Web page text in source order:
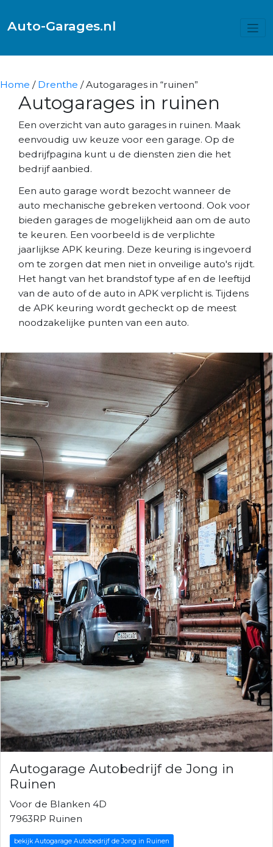
Auto-Garages.nl
Home / Drenthe / Autogarages in “ruinen”
Autogarages in ruinen
Een overzicht van auto garages in ruinen. Maak
eenvoudig uw keuze voor een garage. Op de
bedrijfpagina kunt u de diensten zien die het
bedrijf aanbied.
Een auto garage wordt bezocht wanneer de
auto mechanische gebreken vertoond. Ook voor
bieden garages de mogelijkheid aan om de auto
te keuren. Een voorbeeld is de verplichte
jaarlijkse APK keuring. Deze keuring is ingevoerd
om te zorgen dat men niet in onveilige auto's rijdt.
Het hangt van het brandstof type af en de leeftijd
van de auto of de auto in APK verplicht is. Tijdens
de APK keuring wordt gecheckt op de meest
noodzakelijke punten van een auto.
Autogarage Autobedrijf de Jong in
Ruinen
Voor de Blanken 4D
7963RP Ruinen
bekijk Autogarage Autobedrijf de Jong in Ruinen